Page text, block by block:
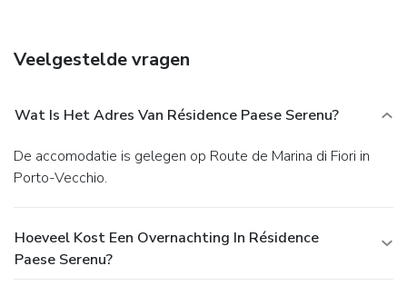
and babysitting/childcare (surcharge).
specializes in local cuisine. You can also grab snacks at the
coffee shop/café. Relax with your favorite drink at the
bar/lounge or the beach bar. Buffet breakfasts are available
daily from 7:30 AM to 10 AM for a fee. EPS Business,
Other Amenities
front desk, and multilingual staff. Free self parking is
available onsite.
Veelgestelde vragen
Wat Is Het Adres Van Résidence Paese Serenu?
De accomodatie is gelegen op Route de Marina di Fiori in
Porto-Vecchio.
Hoeveel Kost Een Overnachting In Résidence
Paese Serenu?